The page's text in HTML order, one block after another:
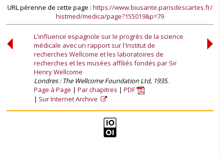
URL pérenne de cette page : https://www.biusante.parisdescartes.fr/
histmed/medica/page?155019&p=79
L'influence espagnole sur le progrès de la science
médicale avec un rapport sur l'Institut de
recherches Wellcome et les laboratoires de
recherches et les musées affiliés fondés par Sir
Henry Wellcome
Londres : The Wellcome Foundation Ltd, 1935.
Page à Page
Par chapitres
PDF
Sur Internet Archive